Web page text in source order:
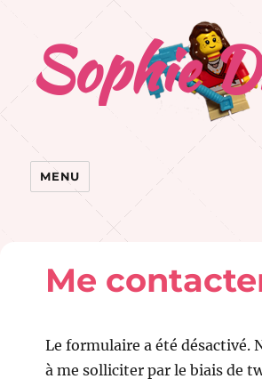
Sophie
MENU
Me
Le formulaire a été désactivé.
à me solliciter par le biais de